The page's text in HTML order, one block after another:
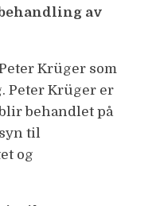
av
Krüger som
Peter Krüger er
behandlet på
til
og